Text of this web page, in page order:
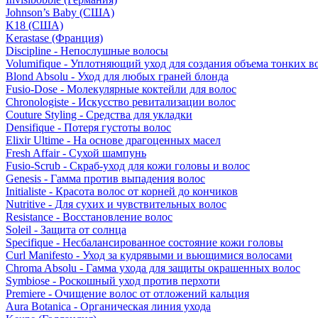
Johnson’s Baby (США)
K18 (США)
Kerastase (Франция)
Discipline - Непослушные волосы
Volumifique - Уплотняющий уход для создания объема тонких
Blond Absolu - Уход для любых граней блонда
Fusio-Dose - Молекулярные коктейли для волос
Chronologiste - Искусство ревитализации волос
Couture Styling - Средства для укладки
Densifique - Потеря густоты волос
Elixir Ultime - На основе драгоценных масел
Fresh Affair - Сухой шампунь
Fusio-Scrub - Скраб-уход для кожи головы и волос
Genesis - Гамма против выпадения волос
Initialiste - Красота волос от корней до кончиков
Nutritive - Для сухих и чувствительных волос
Resistance - Восстановление волос
Soleil - Защита от солнца
Specifique - Несбалансированное состояние кожи головы
Curl Manifesto - Уход за кудрявыми и вьющимися волосами
Chroma Absolu - Гамма ухода для защиты окрашенных волос
Symbiose - Роскошный уход против перхоти
Premiere - Очищение волос от отложений кальция
Aura Botanica - Органическая линия ухода